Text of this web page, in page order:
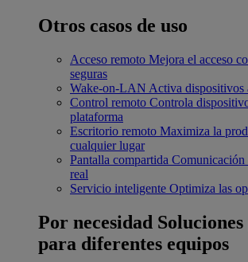
Otros casos de uso
Acceso remoto Mejora el acceso
seguras
Wake-on-LAN Activa dispositivos
Control remoto Controla
plataforma
Escritorio remoto Maximiza la
cualquier lugar
Pantalla compartida Comunicación
real
Servicio inteligente Optimiza las
Por necesidad
para diferentes equipos